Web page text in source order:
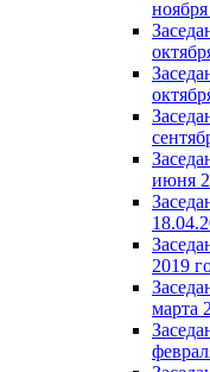
июня
2019
марта